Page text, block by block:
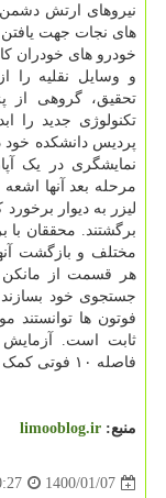
نیروهای ارتش دشمن
های نجات جهت یافتن
خودرو های خودران
و وسایل نقلیه را
تحقیق، گروهی از
تکنولوژی جدید را
پردیس دانشکده
نمایشگری در یک
مرحله بعد آنها اشعه
لیزر به دیوار
برگشتند. محققان
مختلف و بازگشت
هر قسمت از مانکن
جستجوی خود
فوتون ها توانستند
ثابت است. آزمایش
فاصله ۱۰ فوتی کمک کرده بود.
منبع: limooblog.ir
1400/01/07